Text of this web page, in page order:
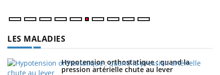
LES MALADIES
Hypotension orthostatique : quand la
pression artérielle chute au lever